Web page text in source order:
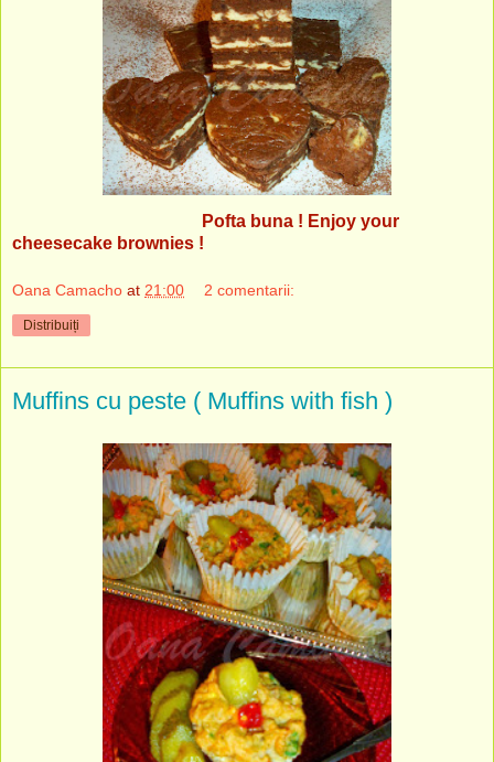
Pofta buna ! Enjoy your
cheesecake brownies !
Oana Camacho at 21:00 2 comentarii:
Distribuiți
Muffins cu peste ( Muffins with fish )